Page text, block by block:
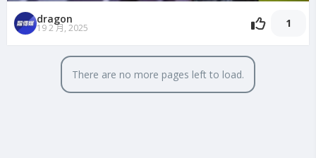
dragon
19 2 月, 2025 1
There are no more pages left to load.